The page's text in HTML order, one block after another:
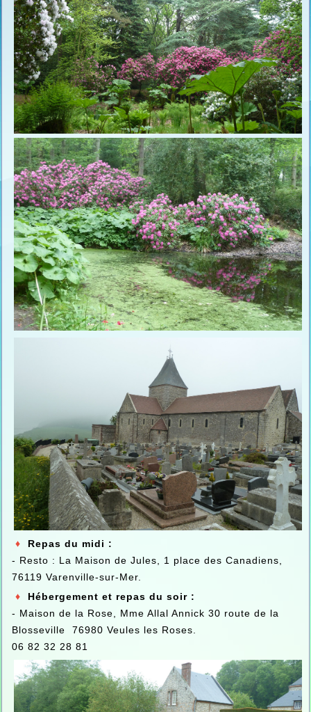
♦ Repas du midi :
- Resto : La Maison de Jules, 1 place des Canadiens,
76119 Varenville-sur-Mer.
♦ Hébergement et repas du soir :
- Maison de la Rose, Mme Allal Annick 30 route de la
Blosseville 76980 Veules les Roses.
06 82 32 28 81